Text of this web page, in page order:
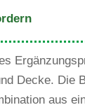
Decke. Die
aus